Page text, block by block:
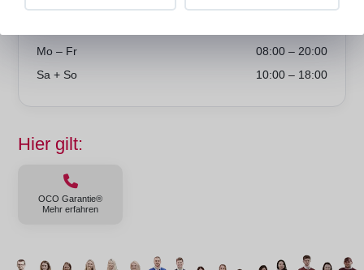
Bürozeiten
Mo – Fr
08:00 – 20:00
Sa + So
10:00 – 18:00
Hier gilt:
OCO Garantie®
Mehr erfahren